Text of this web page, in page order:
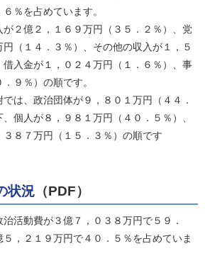
％を占めています。
２億２，１６９万円（３５．２％）、党
（１４．３％）、その他の収入が１，５
借入金が１，０２４万円（１．６％）、事
９％）の順です。
は、政治団体が９，８０１万円（４４．
個人が８，９８１万円（４０．５％）、
８７万円（１５．３％）の順です
状況 （PDF）
活動費が３億７，０３８万円で５９．
，２１９万円で４０．５％を占めていま